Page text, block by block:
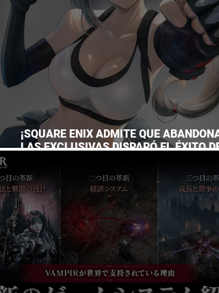
¡SQUARE ENIX ADMITE QUE
LAS EXCLUSIVAS DISPARÓ EL ÉXITO DE